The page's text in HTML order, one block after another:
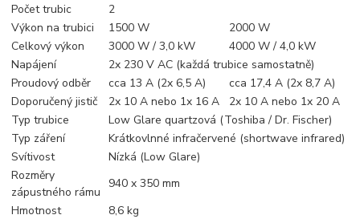
Počet trubic
2
Výkon na trubici
1500 W
2000 W
Celkový výkon
3000 W / 3,0 kW
4000 W / 4,0 kW
Napájení
2x 230 V AC (každá trubice samostatně)
Proudový odběr
cca 13 A (2x 6,5 A)
cca 17,4 A (2x 8,7 A)
Doporučený jistič
2x 10 A nebo 1x 16 A
2x 10 A nebo 1x 20 A
Typ trubice
Low Glare quartzová (Toshiba / Dr. Fischer)
Typ záření
Krátkovlnné infračervené (shortwave infrared)
Svítivost
Nízká (Low Glare)
Rozměry
zápustného rámu
940 x 350 mm
Hmotnost
8,6 kg